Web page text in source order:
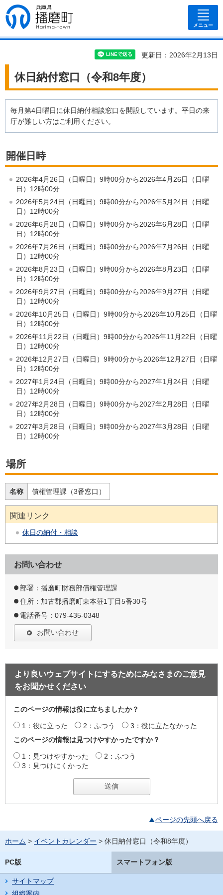
兵庫県 播磨
町
メニュー
更新日：2026年2月13日
休日納付窓口（令和8年度）
毎月第4日曜日に休日納付相談窓口を開設しています。平日の来
庁が難しい方はご利用ください。
開催日時
2026年4月26日（日曜日）9時00分から2026年4月26日（日曜
日）12時00分
2026年5月24日（日曜日）9時00分から2026年5月24日（日曜
日）12時00分
2026年6月28日（日曜日）9時00分から2026年6月28日（日曜
日）12時00分
2026年7月26日（日曜日）9時00分から2026年7月26日（日曜
日）12時00分
2026年8月23日（日曜日）9時00分から2026年8月23日（日曜
日）12時00分
2026年9月27日（日曜日）9時00分から2026年9月27日（日曜
日）12時00分
2026年10月25日（日曜日）9時00分から2026年10月25日（日曜
日）12時00分
2026年11月22日（日曜日）9時00分から2026年11月22日（日曜
日）12時00分
2026年12月27日（日曜日）9時00分から2026年12月27日（日曜
日）12時00分
2027年1月24日（日曜日）9時00分から2027年1月24日（日曜
日）12時00分
2027年2月28日（日曜日）9時00分から2027年2月28日（日曜
日）12時00分
2027年3月28日（日曜日）9時00分から2027年3月28日（日曜
日）12時00分
場所
名称 債権管理課（3番窓口）
関連リンク
休日の納付・相談
お問い合わせ
部署：播磨町財務部債権管理課
住所：加古郡播磨町東本荘1丁目5番30号
電話番号：079-435-0348
お問い合わせ
より良いウェブサイトにするためにみなさまのご意見
をお聞かせください
このページの情報は役に立ちましたか？
1：役に立った 2：ふつう
3：役に立たなかった
このページの情報は見つけやすかったですか？
1：見つけやすかった
2：ふつう
3：見つけにくかった
ページの先頭へ戻る
ホーム > イベントカレンダー > 休日納付窓口（令和8年度）
PC版 スマートフォン版
サイトマップ
組織案内